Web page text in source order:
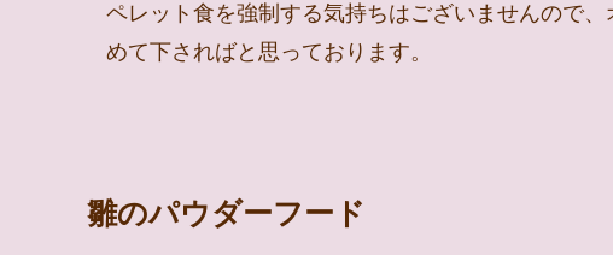
ペレット食を強制する気持ちはございませんので
めて下さればと思っております。
雛のパウダーフード